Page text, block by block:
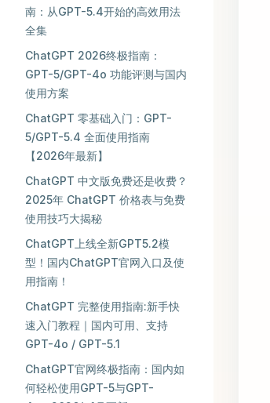
南：从GPT-5.4开始的高效用法
全集
ChatGPT 2026终极指南：
GPT-5/GPT-4o 功能评测与国内
使用方案
ChatGPT 零基础入门：GPT-
5/GPT-5.4 全面使用指南
【2026年最新】
ChatGPT 中文版免费还是收费？
2025年 ChatGPT 价格表与免费
使用技巧大揭秘
ChatGPT上线全新GPT5.2模
型！国内ChatGPT官网入口及使
用指南！
ChatGPT 完整使用指南:新手快
速入门教程｜国内可用、支持
GPT-4o / GPT-5.1
ChatGPT官网终极指南：国内如
何轻松使用GPT-5与GPT-